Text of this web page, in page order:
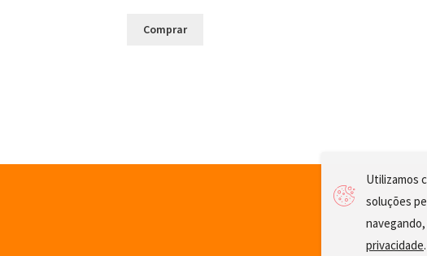
Comprar
Utilizamos
soluções
privacidade.